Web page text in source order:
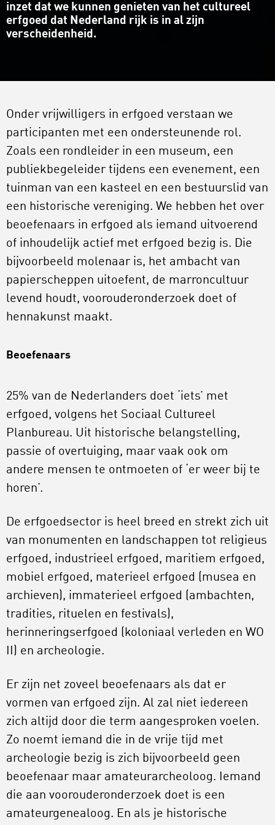
inzet dat we kunnen genieten van het cultureel
erfgoed dat Nederland rijk is in al zijn
verscheidenheid.
Onder vrijwilligers in erfgoed verstaan we
participanten met een ondersteunende rol.
Zoals een rondleider in een museum, een
publiekbegeleider tijdens een evenement, een
tuinman van een kasteel en een bestuurslid van
een historische vereniging. We hebben het over
beoefenaars in erfgoed als iemand uitvoerend
of inhoudelijk actief met erfgoed bezig is. Die
bijvoorbeeld molenaar is, het ambacht van
papierscheppen uitoefent, de marroncultuur
levend houdt, voorouderonderzoek doet of
hennakunst maakt.
Beoefenaars
25% van de Nederlanders doet ‘iets’ met
erfgoed, volgens het Sociaal Cultureel
Planbureau. Uit historische belangstelling,
passie of overtuiging, maar vaak ook om
andere mensen te ontmoeten of ‘er weer bij te
horen’.
De erfgoedsector is heel breed en strekt zich uit
van monumenten en landschappen tot religieus
erfgoed, industrieel erfgoed, maritiem erfgoed,
mobiel erfgoed, materieel erfgoed (musea en
archieven), immaterieel erfgoed (ambachten,
tradities, rituelen en festivals),
herinneringserfgoed (koloniaal verleden en WO
II) en archeologie.
Er zijn net zoveel beoefenaars als dat er
vormen van erfgoed zijn. Al zal niet iedereen
zich altijd door die term aangesproken voelen.
Zo noemt iemand die in de vrije tijd met
archeologie bezig is zich bijvoorbeeld geen
beoefenaar maar amateurarcheoloog. Iemand
die aan voorouderonderzoek doet is een
amateurgenealoog. En als je historische